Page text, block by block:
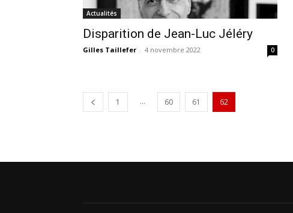
Actualités
Disparition de Jean-Luc Jéléry
Gilles Taillefer - 4 novembre 2022 0
1 ... 60 61 62